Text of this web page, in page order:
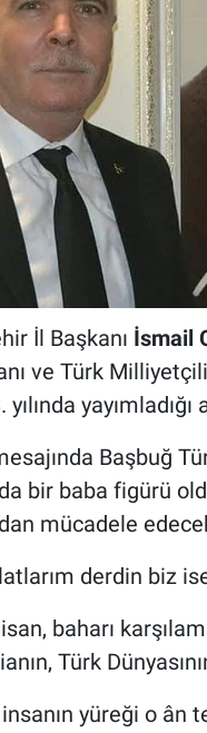
İl Başkanı İsmail
ve Türk
yılında
Başbuğ
bir baba figürü
mücadele
derdin biz
baharı
Türk
yüreği o ân